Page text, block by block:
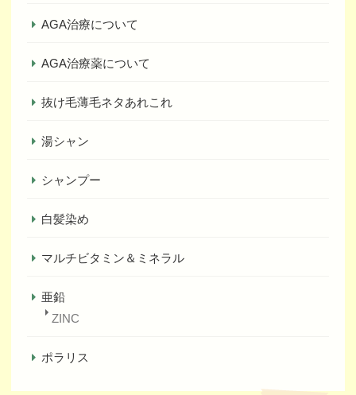
AGA治療について
AGA治療薬について
抜け毛薄毛ネタあれこれ
湯シャン
シャンプー
白髪染め
マルチビタミン＆ミネラル
亜鉛
ZINC
ポラリス